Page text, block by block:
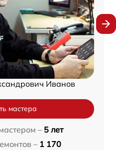
Иванов
мастера
– 5 лет
– 1 170